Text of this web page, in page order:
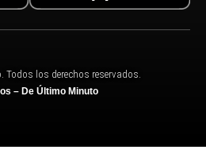
Todos los derechos reservados.
– De Último Minuto